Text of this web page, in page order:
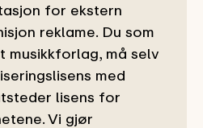
for ekstern
reklame. Du som
musikkforlag, må selv
med
lisens for
Vi gjør